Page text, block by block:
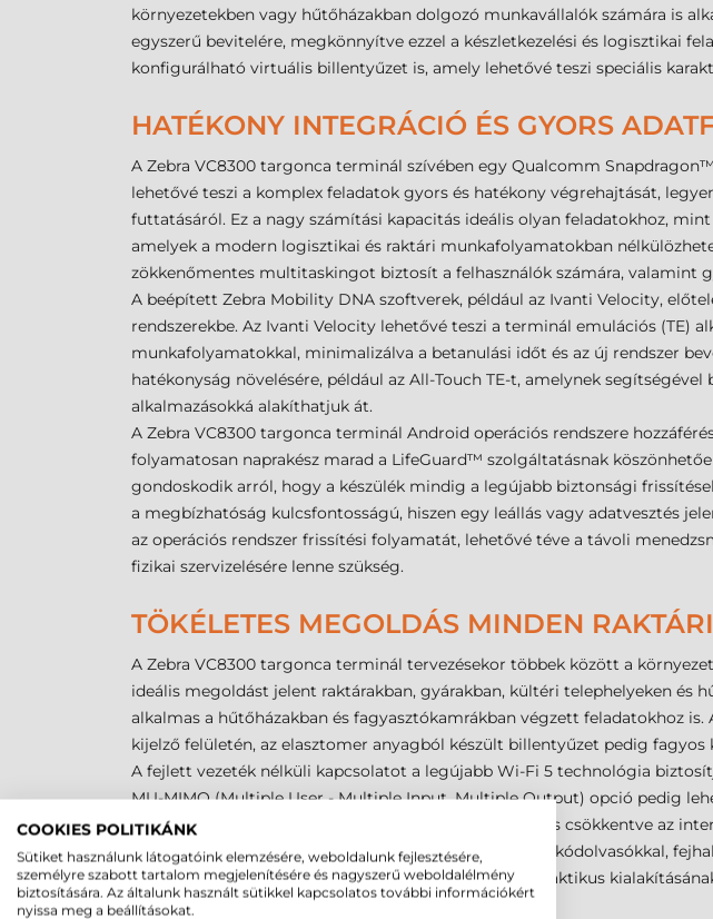
környezetekben vagy hűtőházakban dolgozó munkavállalók számára is
egyszerű bevitelére, megkönnyítve ezzel a készletkezelési és logisztikai
konfigurálható virtuális billentyűzet is, amely lehetővé teszi speciális
HATÉKONY INTEGRÁCIÓ ÉS GYORS
A Zebra VC8300 targonca terminál szívében egy Qualcomm
lehetővé teszi a komplex feladatok gyors és hatékony végrehajtását,
futtatásáról. Ez a nagy számítási kapacitás ideális olyan feladatokhoz,
amelyek a modern logisztikai és raktári munkafolyamatokban
zökkenőmentes multitaskingot biztosít a felhasználók számára, valamint
A beépített Zebra Mobility DNA szoftverek, például az Ivanti Velocity,
rendszerekbe. Az Ivanti Velocity lehetővé teszi a terminál emulációs (TE)
munkafolyamatokkal, minimalizálva a betanulási időt és az új rendszer
hatékonyság növelésére, például az All-Touch TE-t, amelynek
alkalmazásokká alakíthatjuk át.
A Zebra VC8300 targonca terminál Android operációs rendszere
folyamatosan naprakész marad a LifeGuard™ szolgáltatásnak
gondoskodik arról, hogy a készülék mindig a legújabb biztonsági
a megbízhatóság kulcsfontosságú, hiszen egy leállás vagy adatvesztés
az operációs rendszer frissítési folyamatát, lehetővé téve a távoli
fizikai szervizelésére lenne szükség.
TÖKÉLETES MEGOLDÁS MINDEN
A Zebra VC8300 targonca terminál tervezésekor többek között a
ideális megoldást jelent raktárakban, gyárakban, kültéri telephelyeken
alkalmas a hűtőházakban és fagyasztókamrákban végzett feladatokhoz
kijelző felületén, az elasztomer anyagból készült billentyűzet pedig fagyos
A fejlett vezeték nélküli kapcsolatot a legújabb Wi-Fi 5 technológia
MU-MIMO (Multiple User - Multiple Input, Multiple Output) opció pedig
hálózatra, növelve az általános hálózati teljesítményt és csökkentve az
gyors adatátvitelt perifériás eszközökkel, például vonalkódolvasókkal,
hatótávolságot. A Zebra VC8300 targonca terminál praktikus
megoldást biztosít a felhasználók számára.
COOKIES POLITIKÁNK
Sütiket használunk látogatóink elemzésére, weboldalunk fejlesztésére,
személyre szabott tartalom megjelenítésére és nagyszerű weboldalélmény
biztosítására. Az általunk használt sütikkel kapcsolatos további információkért
nyissa meg a beállításokat.